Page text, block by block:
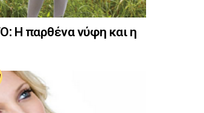
Η παρθένα νύφη και η